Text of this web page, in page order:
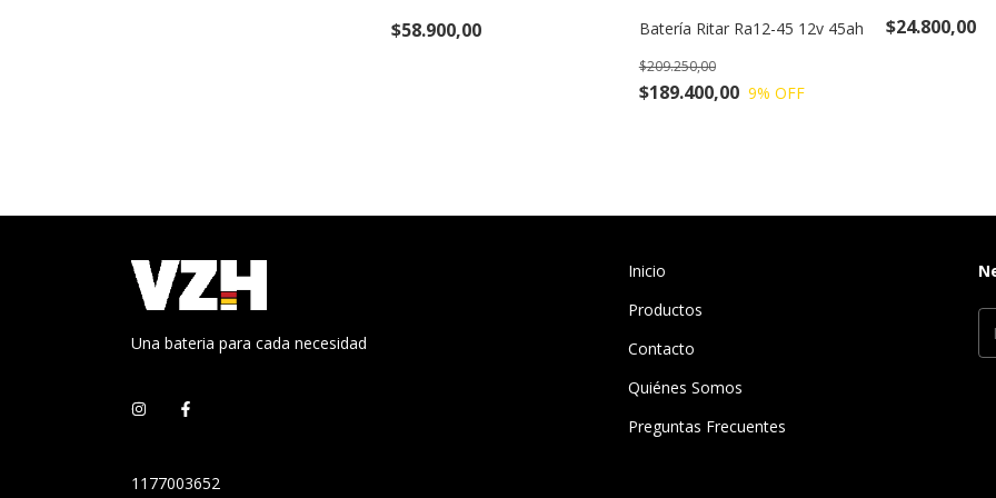
$58.900,00 Batería Ritar Ra12-45 12v 45ah
$189.400,00
$209.250,00
9% OFF
$24.800,00
Una bateria para cada necesidad
1177003652
Inicio
Productos
Contacto
Quiénes Somos
Preguntas Frecuentes